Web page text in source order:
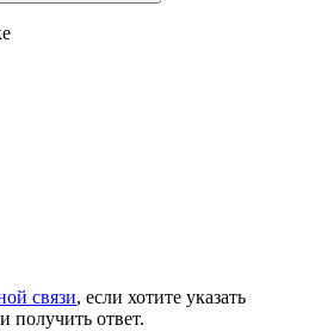
связи, если хотите указать
ответ.